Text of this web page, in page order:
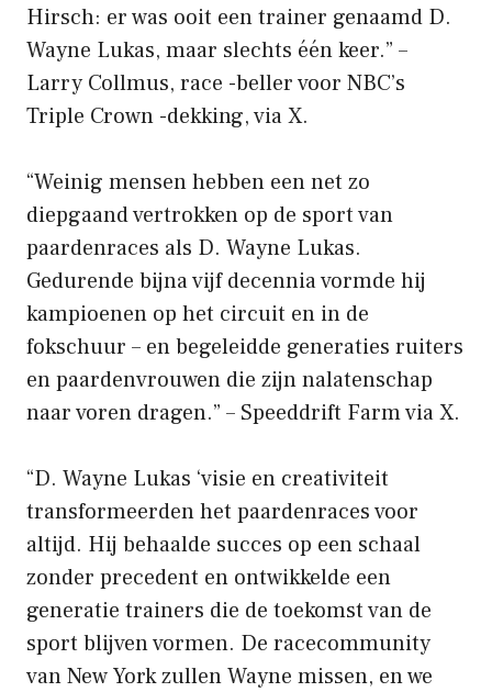
Hirsch: er was ooit een trainer genaamd D.
Wayne Lukas, maar slechts één keer.” –
Larry Collmus, race -beller voor NBC’s
Triple Crown -dekking, via X.
“Weinig mensen hebben een net zo
diepgaand vertrokken op de sport van
paardenraces als D. Wayne Lukas.
Gedurende bijna vijf decennia vormde hij
kampioenen op het circuit en in de
fokschuur – en begeleidde generaties ruiters
en paardenvrouwen die zijn nalatenschap
naar voren dragen.” – Speeddrift Farm via X.
“D. Wayne Lukas ‘visie en creativiteit
transformeerden het paardenraces voor
altijd. Hij behaalde succes op een schaal
zonder precedent en ontwikkelde een
generatie trainers die de toekomst van de
sport blijven vormen. De racecommunity
van New York zullen Wayne missen, en we